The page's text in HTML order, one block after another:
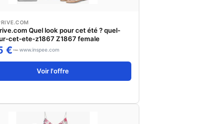
Quel look pour cet été ? quel-
cet-ete-z1867 Z1867 female
€ www.inspee.com
Voir l'offre